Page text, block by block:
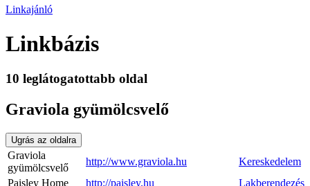
Linkajánló
Linkbázis
10 leglátogatottabb oldal
Graviola gyümölcsvelő
Ugrás az oldalra
Graviola
gyümölcsvelő
http://www.graviola.hu
Kereskedelem
Paisley Home
http://paisley.hu
Lakberendezés